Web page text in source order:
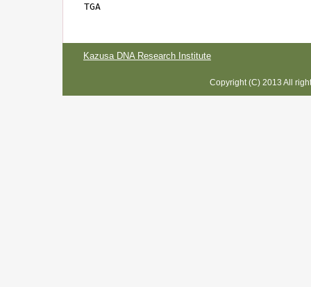
TGA
Kazusa DNA Research Institute
Copyright (C) 2013 All